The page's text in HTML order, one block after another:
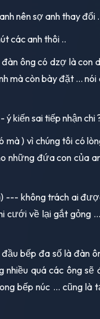
nên sợ anh thay đổi
các anh thôi ..
ông có dzợ là con
mà còn bày đặt ... nói
kiến sai tiếp nhận chi
mà ) vì chúng tôi có
những đứa con của
--- không trách ai
cưới về lại gắt gỏng
bếp đa số là đàn
quá các ông sẽ
bếp núc ... cũng là